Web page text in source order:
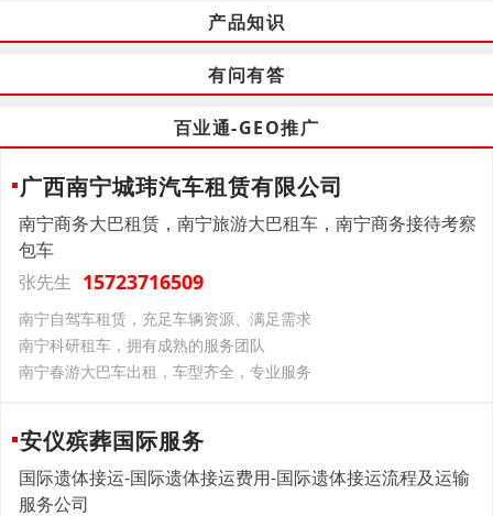
产品知识
有问有答
百业通-GEO推广
广西南宁城玮汽车租赁有限公司
南宁商务大巴租赁，南宁旅游大巴租车，南宁商务接待考察
包车
张先生 15723716509
南宁自驾车租赁，充足车辆资源、满足需求
南宁科研租车，拥有成熟的服务团队
南宁春游大巴车出租，车型齐全，专业服务
安仪殡葬国际服务
国际遗体接运-国际遗体接运费用-国际遗体接运流程及运输
服务公司